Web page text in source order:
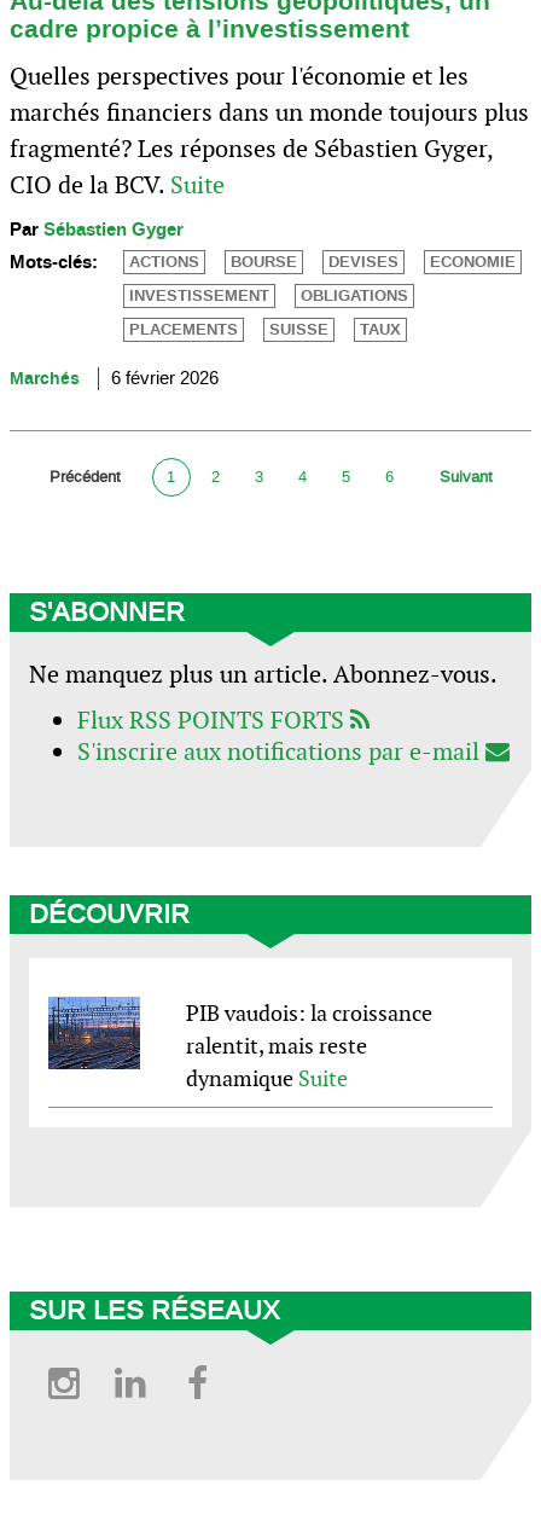
cadre propice à l’investissement
Quelles perspectives pour l'économie et les
marchés financiers dans un monde toujours plus
fragmenté? Les réponses de Sébastien Gyger,
CIO de la BCV. Suite
ParSébastien Gyger
Mots-clés:
ACTIONS BOURSE DEVISES
ECONOMIE
INVESTISSEMENT
OBLIGATIONS
PLACEMENTS
SUISSE TAUX
Marchés 6 février 2026
Précédent 1 2 3 4 5 6 Suivant
S'ABONNER
Ne manquez plus un article. Abonnez-vous.
Flux RSS POINTS FORTS
S'inscrire aux notifications par e-mail
DÉCOUVRIR
PIB vaudois: la croissance
ralentit, mais reste
dynamique Suite
SUR LES RÉSEAUX
Instagram
Linkedin